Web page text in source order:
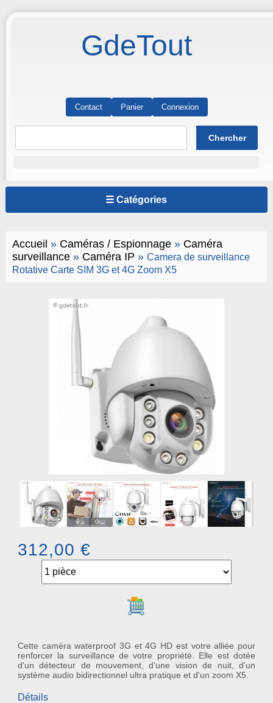
GdeTout
Contact Panier Connexion
☰ Catégories
Accueil » Caméras / Espionnage» Caméra
surveillance» Caméra IP » Camera de surveillance
Rotative Carte SIM 3G et 4G Zoom X5
312,00 €
Ajouter au panier
Cette caméra waterproof 3G et 4G HD est votre alliée pour
renforcer la surveillance de votre propriété. Elle est dotée
d'un détecteur de mouvement, d'une vision de nuit, d'un
système audio bidirectionnel ultra pratique et d'un zoom X5.
Détails